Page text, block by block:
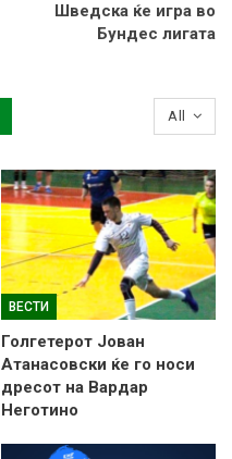
Шведска ќе игра во
Бундес лигата
All
ВЕСТИ
Голгетерот Јован
Атанасовски ќе го носи
дресот на Вардар
Неготино